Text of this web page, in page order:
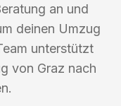
an und
deinen Umzug
unterstützt
von Graz nach